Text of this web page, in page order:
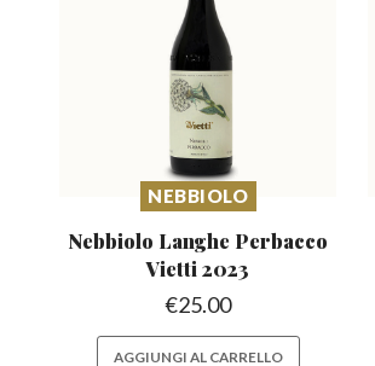
NEBBIOLO
Nebbiolo Langhe Perbacco
Vietti 2023
€25.00
AGGIUNGI AL CARRELLO